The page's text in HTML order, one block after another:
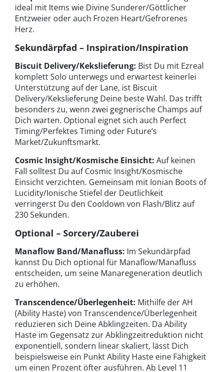
ideal mit Items wie Divine Sunderer/Göttlicher
Entzweier oder auch Frozen Heart/Gefrorenes
Herz.
Sekundärpfad – Inspiration/Inspiration
Biscuit Delivery/Kekslieferung: Bist Du mit Ezreal
komplett Solo unterwegs und erwartest keinerlei
Unterstützung auf der Lane, ist Biscuit
Delivery/Kekslieferung Deine beste Wahl. Das trifft
besonders zu, wenn zwei gegnerische Champs auf
Dich warten. Optional eignet sich auch Perfect
Timing/Perfektes Timing oder Future’s
Market/Zukunftsmarkt.
Cosmic Insight/Kosmische Einsicht: Auf keinen
Fall solltest Du auf Cosmic Insight/Kosmische
Einsicht verzichten. Gemeinsam mit Ionian Boots of
Lucidity/Ionische Stiefel der Deutlichkeit
verringerst Du den Cooldown von Flash/Blitz auf
230 Sekunden.
Optional – Sorcery/Zauberei
Manaflow Band/Manafluss: Im Sekundärpfad
kannst Du Dich optional für Manaflow/Manafluss
entscheiden, um seine Manaregeneration deutlich
zu erhöhen.
Transcendence/Überlegenheit: Mithilfe der AH
(Ability Haste) von Transcendence/Überlegenheit
reduzieren sich Deine Abklingzeiten. Da Ability
Haste im Gegensatz zur Abklingzeitreduktion nicht
exponentiell, sondern linear skaliert, lässt Dich
beispielsweise ein Punkt Ability Haste eine Fähigkeit
um einen Prozent öfter ausführen. Ab Level 11